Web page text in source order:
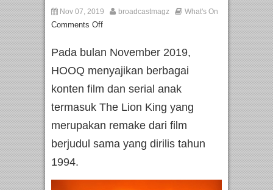
Nov 07, 2019 broadcastmagz What's On
Comments Off
Pada bulan November 2019,
HOOQ menyajikan berbagai
konten film dan serial anak
termasuk The Lion King yang
merupakan remake dari film
berjudul sama yang dirilis tahun
1994.